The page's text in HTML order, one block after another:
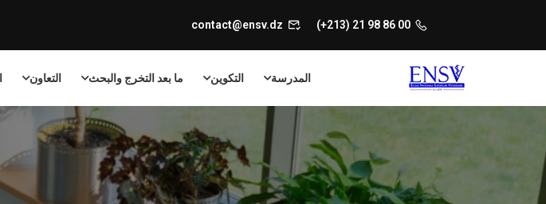
00 86 98 21 (213+)
contact@ensv.dz
المدرسة التكوين ما بعد التخرج والبحث التعاون